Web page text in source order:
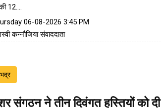
12....
06-08-2026 3:45 PM
कन्नौजिया संवाददाता
संगठन ने तीन दिवंगत हस्तियों को दी